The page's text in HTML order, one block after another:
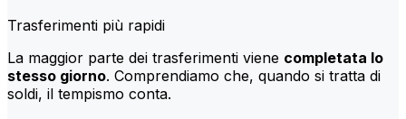
Trasferimenti più rapidi
La maggior parte dei trasferimenti viene completata lo
stesso giorno. Comprendiamo che, quando si tratta di
soldi, il tempismo conta.